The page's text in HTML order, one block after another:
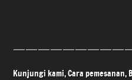
Kunjungi kami, Cara pemesanan,